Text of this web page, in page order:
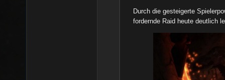
Durch die gesteigerte
fordernde Raid heute deutlich